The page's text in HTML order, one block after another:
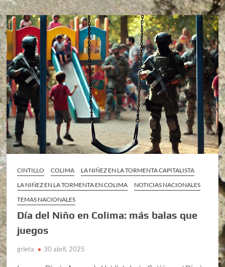
CINTILLO COLIMA
LA NIÑEZ EN LA TORMENTA CAPITALISTA
LA NIÑEZ EN LA TORMENTA EN COLIMA
NOTICIAS NACIONALES
TEMAS NACIONALES
Día del Niño en Colima: más balas que
juegos
grieta 30 abril, 2025